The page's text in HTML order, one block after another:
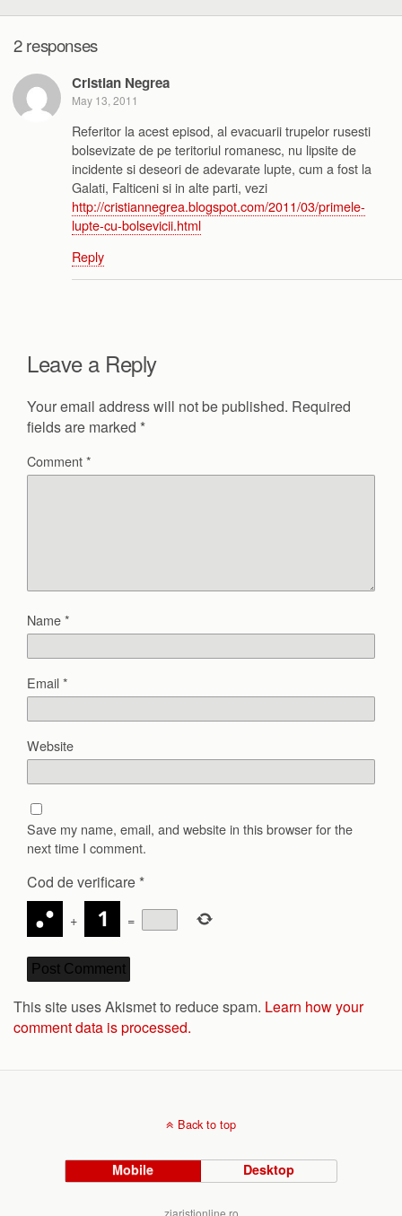
2 responses
Cristian Negrea
May 13, 2011
Referitor la acest episod, al evacuarii trupelor rusesti
bolsevizate de pe teritoriul romanesc, nu lipsite de
incidente si deseori de adevarate lupte, cum a fost la
Galati, Falticeni si in alte parti, vezi
http://cristiannegrea.blogspot.com/2011/03/primele-
lupte-cu-bolsevicii.html
Reply
Leave a Reply
Your email address will not be published. Required
fields are marked *
Comment*
Name*
Email*
Website
Save my name, email, and website in this browser for the
next time I comment.
Cod de verificare *
+ =
This site uses Akismet to reduce spam. Learn how your
comment data is processed.
Back to top
Mobile Desktop